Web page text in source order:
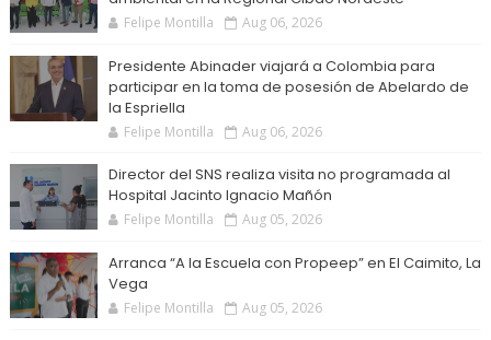
Felipe Montilla Aug 06, 2026
Presidente Abinader viajará a Colombia para
participar en la toma de posesión de Abelardo de
la Espriella
Felipe Montilla Aug 06, 2026
Director del SNS realiza visita no programada al
Hospital Jacinto Ignacio Mañón
Felipe Montilla Aug 05, 2026
Arranca “A la Escuela con Propeep” en El Caimito, La
Vega
Felipe Montilla Aug 05, 2026